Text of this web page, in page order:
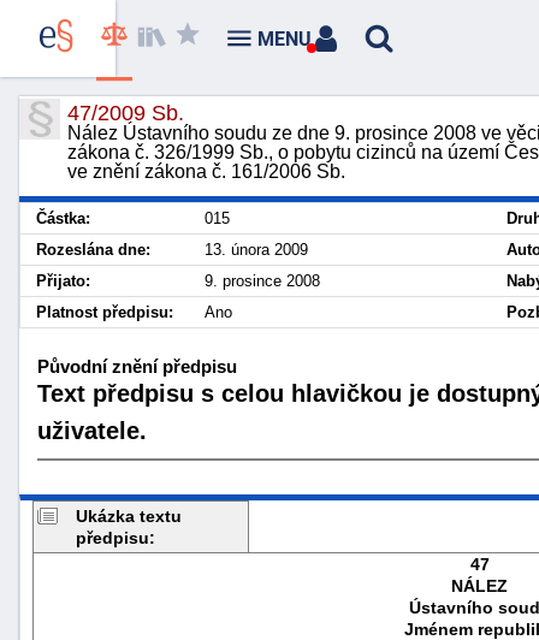
47/2009 Sb.
Nález Ústavního soudu ze dne 9. prosince 2008 ve
zákona č. 326/1999 Sb., o pobytu cizinců na území
ve znění zákona č. 161/2006 Sb.
Částka: 015
Rozeslána dne:
13. února 2009
Přijato:
9. prosince 2008
Platnost předpisu:
Ano
Původní znění předpisu
Text předpisu s celou hlavičkou je
uživatele.
Ukázka textu
předpisu:
47
NÁLEZ
Ústavního
Jménem
MENU